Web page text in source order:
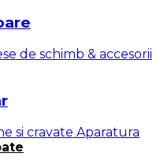
de schimb & accesorii
si cravate Aparatura